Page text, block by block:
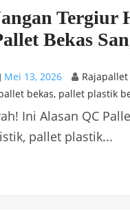
Tergiur
Bekas
Mei 13, 2026 Rajapallet
bekas, pallet plastik
Ini Alasan QC
pallet plastik...